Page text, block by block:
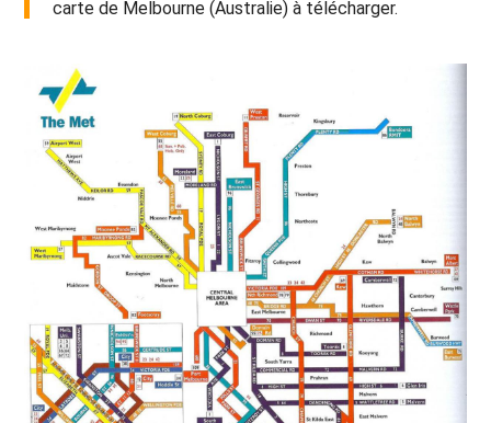
carte de Melbourne (Australie) à télécharger.